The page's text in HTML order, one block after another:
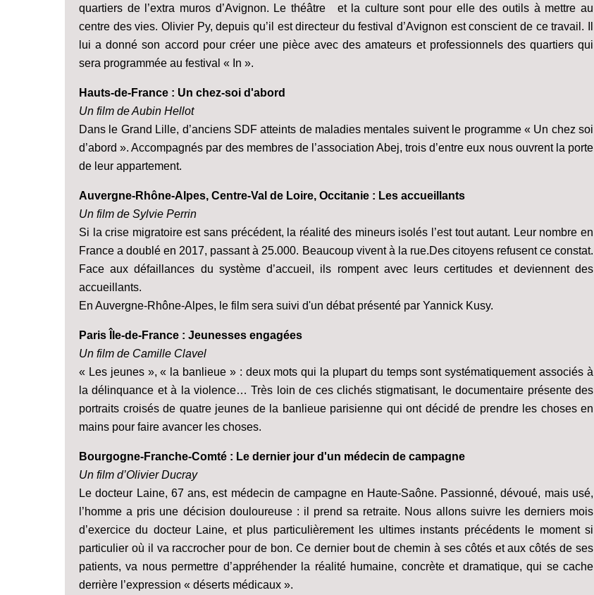
quartiers de l’extra muros d’Avignon. Le théâtre et la culture sont pour elle des outils à mettre au
centre des vies. Olivier Py, depuis qu’il est directeur du festival d’Avignon est conscient de ce travail. Il
lui a donné son accord pour créer une pièce avec des amateurs et professionnels des quartiers qui
sera programmée au festival « In ».
Hauts-de-France : Un chez-soi d'abord
Un film de Aubin Hellot
Dans le Grand Lille, d’anciens SDF atteints de maladies mentales suivent le programme « Un chez soi
d’abord ». Accompagnés par des membres de l’association Abej, trois d’entre eux nous ouvrent la porte
de leur appartement.
Auvergne-Rhône-Alpes, Centre-Val de Loire, Occitanie : Les accueillants
Un film de Sylvie Perrin
Si la crise migratoire est sans précédent, la réalité des mineurs isolés l’est tout autant. Leur nombre en
France a doublé en 2017, passant à 25.000. Beaucoup vivent à la rue.Des citoyens refusent ce constat.
Face aux défaillances du système d’accueil, ils rompent avec leurs certitudes et deviennent des
accueillants.
En Auvergne-Rhône-Alpes, le film sera suivi d'un débat présenté par Yannick Kusy.
Paris Île-de-France : Jeunesses engagées
Un film de Camille Clavel
« Les jeunes », « la banlieue » : deux mots qui la plupart du temps sont systématiquement associés à
la délinquance et à la violence… Très loin de ces clichés stigmatisant, le documentaire présente des
portraits croisés de quatre jeunes de la banlieue parisienne qui ont décidé de prendre les choses en
mains pour faire avancer les choses.
Bourgogne-Franche-Comté : Le dernier jour d'un médecin de campagne
Un film d’Olivier Ducray
Le docteur Laine, 67 ans, est médecin de campagne en Haute-Saône. Passionné, dévoué, mais usé,
l’homme a pris une décision douloureuse : il prend sa retraite. Nous allons suivre les derniers mois
d’exercice du docteur Laine, et plus particulièrement les ultimes instants précédents le moment si
particulier où il va raccrocher pour de bon. Ce dernier bout de chemin à ses côtés et aux côtés de ses
patients, va nous permettre d’appréhender la réalité humaine, concrète et dramatique, qui se cache
derrière l’expression « déserts médicaux ».